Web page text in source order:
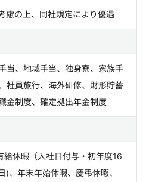
慮の上、同社規定により優遇
当、地域手当、独身寮、家族手
社員旅行、海外研修、財形貯蓄
金制度、確定拠出年金制度
給休暇（入社日付与・初年度16
)、年末年始休暇、慶弔休暇、